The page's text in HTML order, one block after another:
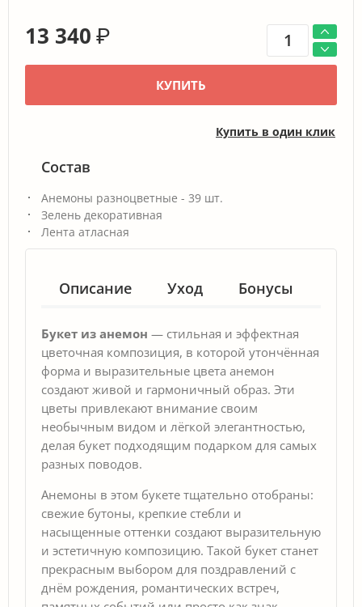
13 340 ₽
КУПИТЬ
Купить в один клик
Состав
Анемоны разноцветные - 39 шт.
Зелень декоративная
Лента атласная
Описание Уход Бонусы
Букет из анемон — стильная и эффектная
цветочная композиция, в которой утончённая
форма и выразительные цвета анемон
создают живой и гармоничный образ. Эти
цветы привлекают внимание своим
необычным видом и лёгкой элегантностью,
делая букет подходящим подарком для самых
разных поводов.
Анемоны в этом букете тщательно отобраны:
свежие бутоны, крепкие стебли и
насыщенные оттенки создают выразительную
и эстетичную композицию. Такой букет станет
прекрасным выбором для поздравлений с
днём рождения, романтических встреч,